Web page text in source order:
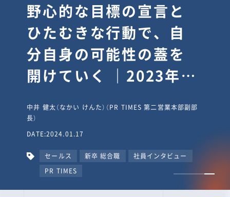
野心的な目標の宣言と
ひたむきな行動で、自
分自身の可能性の蓋を
開けていく ｜2023年度
タビュー #PR
TIMESな人たち
中井 健太（なかい けんた）（PR TIMES 第二営業本部副部
長）
DATE:2024.01.17
セールス 新卒 総合職
社員インタビュー
PR TIMES